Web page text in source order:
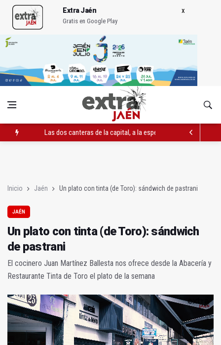
Extra Jaén
Gratis en Google Play
Las dos canteras de la capital, a la espera de que se restaure
Inicio Jaén Un plato con tinta (de Toro): sándwich de pastrani
JAÉN
Un plato con tinta (de Toro): sándwich
de pastrani
El cocinero Juan Martínez Ballesta nos ofrece desde la Abacería y
Restaurante Tinta de Toro el plato de la semana